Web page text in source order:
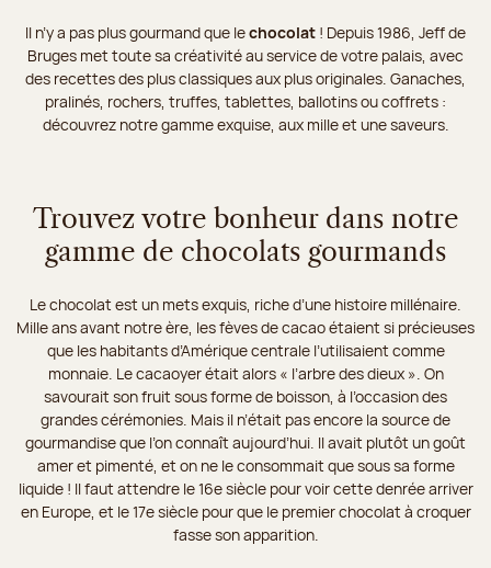
Il n’y a pas plus gourmand que lechocolat ! Depuis 1986, Jeff de
Bruges met toute sa créativité au service de votre palais, avec
des recettes des plus classiques aux plus originales. Ganaches,
pralinés, rochers, truffes, tablettes, ballotins ou coffrets :
découvrez notre gamme exquise, aux mille et une saveurs.
Trouvez votre bonheur dans notre
gamme de chocolats gourmands
Le chocolat est un mets exquis, riche d’une histoire millénaire.
Mille ans avant notre ère, les fèves de cacao étaient si précieuses
que les habitants d’Amérique centrale l’utilisaient comme
monnaie. Le cacaoyer était alors « l’arbre des dieux ». On
savourait son fruit sous forme de boisson, à l’occasion des
grandes cérémonies. Mais il n’était pas encore la source de
gourmandise que l’on connaît aujourd’hui. Il avait plutôt un goût
amer et pimenté, et on ne le consommait que sous sa forme
liquide ! Il faut attendre le 16e siècle pour voir cette denrée arriver
en Europe, et le 17e siècle pour que le premier chocolat à croquer
fasse son apparition.